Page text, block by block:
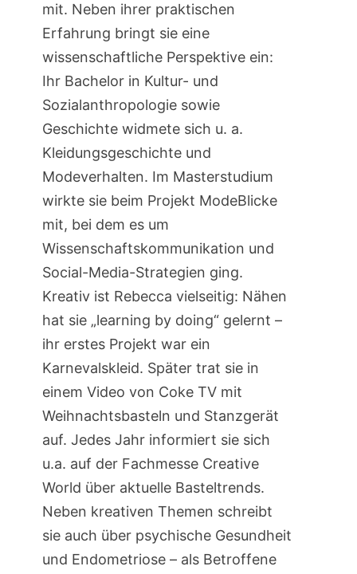
mit. Neben ihrer praktischen
Erfahrung bringt sie eine
wissenschaftliche Perspektive ein:
Ihr Bachelor in Kultur- und
Sozialanthropologie sowie
Geschichte widmete sich u. a.
Kleidungsgeschichte und
Modeverhalten. Im Masterstudium
wirkte sie beim Projekt ModeBlicke
mit, bei dem es um
Wissenschaftskommunikation und
Social-Media-Strategien ging.
Kreativ ist Rebecca vielseitig: Nähen
hat sie „learning by doing“ gelernt –
ihr erstes Projekt war ein
Karnevalskleid. Später trat sie in
einem Video von Coke TV mit
Weihnachtsbasteln und Stanzgerät
auf. Jedes Jahr informiert sie sich
u.a. auf der Fachmesse Creative
World über aktuelle Basteltrends.
Neben kreativen Themen schreibt
sie auch über psychische Gesundheit
und Endometriose – als Betroffene